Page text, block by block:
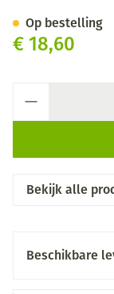
€ 18,60
Op bestelling
Bekijk alle
Beschikbare